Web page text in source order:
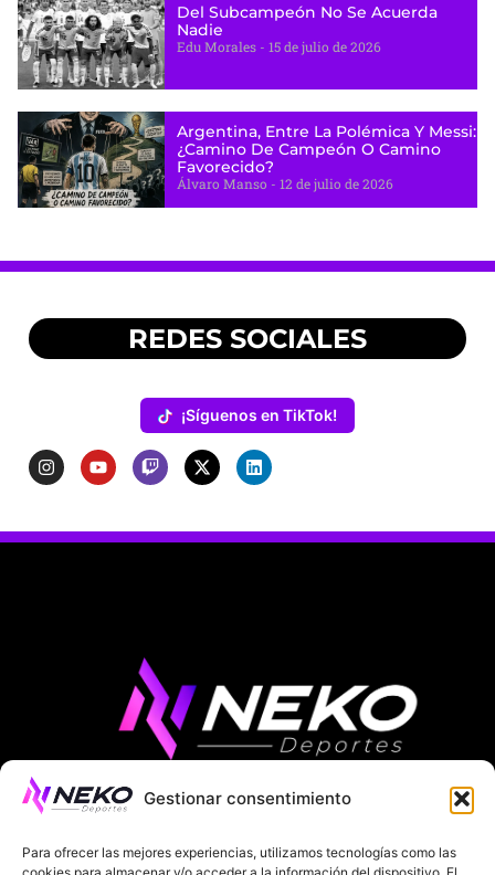
Gestionar consentimiento
Para ofrecer las mejores experiencias, utilizamos tecnologías como las
Del Subcampeón No Se Acuerda
Nadie
Edu Morales 15 de julio de 2026
Argentina, Entre La Polémica Y Messi:
¿camino De Campeón O Camino
Favorecido?
Álvaro Manso 12 de julio de 2026
REDES SOCIALES
¡Síguenos en TikTok!
ÚLTIMAS NOTICIAS COMPETICIONES EUROPEAS
LA LIGA MUNDIAL 2026 FÚTBOL INTERNACIONAL